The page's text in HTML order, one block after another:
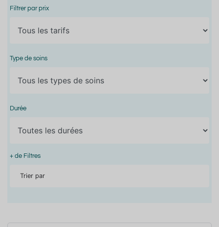
Filtrer par prix
Type de soins
Durée
+ de Filtres
Trier par